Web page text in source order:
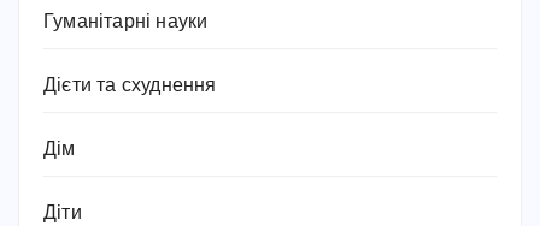
Гуманітарні науки
Дієти та схуднення
Дім
Діти